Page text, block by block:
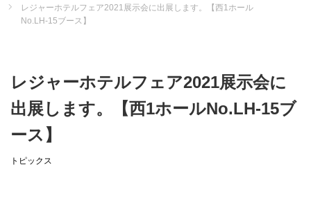
レジャーホテルフェア2021展示会に出展します。【西1ホール
No.LH-15ブース】
レジャーホテルフェア2021展示会に
出展します。【西1ホールNo.LH-15ブ
ース】
トピックス